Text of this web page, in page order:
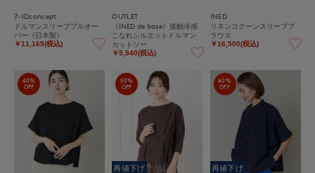
7-IDconcept.
ドルマンスリーブプルオー
バー《日本製》
￥11,165(税込)
OUTLET
《INED de base》接触冷感
こなれシルエットドルマン
カットソー
￥5,940(税込)
INED
リネンコクーンスリーブブ
ラウス
￥16,500(税込)
40%
OFF
50%
OFF
再値下げ
60%
OFF
再値下げ